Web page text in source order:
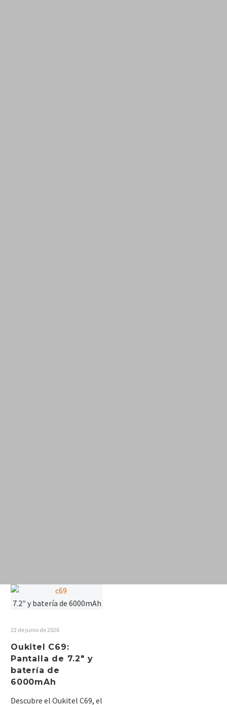
ÚLTIMAS
MES DE OUKITEL
ENTÉRATE ACA DE LAS ÚLTIMAS
NOVEDADES DEL MES DE OUKITEL.
CONOCE LOS NUEVOS LANZAMIENTOS,
LAS OFERTAS DEL MES Y TODAS LAS
22 de junio de 2026
Oukitel C69:
Pantalla de 7.2″ y
batería de
6000mAh
Descubre el Oukitel C69, el